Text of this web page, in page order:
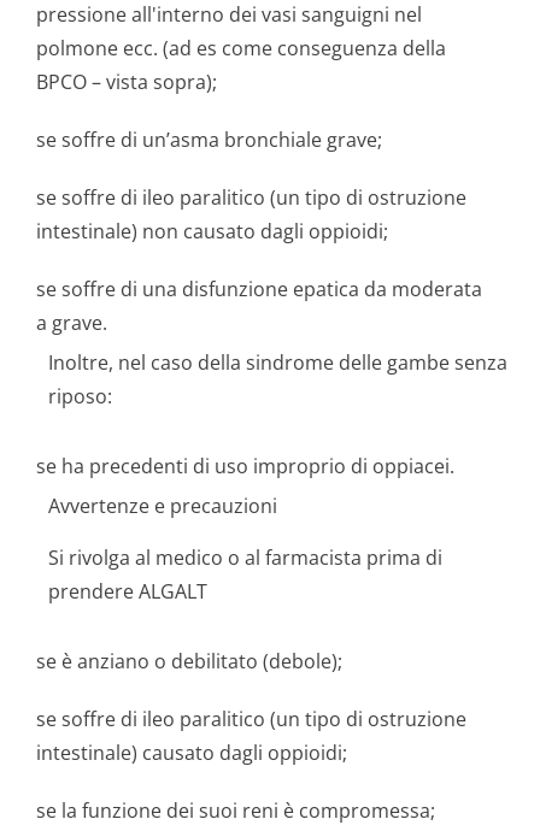
pressione all'interno dei vasi sanguigni nel
polmone ecc. (ad es come conseguenza della
BPCO – vista sopra);
se soffre di un’asma bronchiale grave;
se soffre di ileo paralitico (un tipo di ostruzione
intestinale) non causato dagli oppioidi;
se soffre di una disfunzione epatica da moderata
a grave.
Inoltre, nel caso della sindrome delle gambe senza
riposo:
se ha precedenti di uso improprio di oppiacei.
Avvertenze e precauzioni
Si rivolga al medico o al farmacista prima di
prendere ALGALT
se è anziano o debilitato (debole);
se soffre di ileo paralitico (un tipo di ostruzione
intestinale) causato dagli oppioidi;
se la funzione dei suoi reni è compromessa;